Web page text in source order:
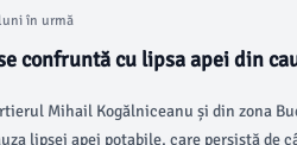
în urmă
confruntă cu lipsa apei din
Mihail Kogălniceanu și din zona
lipsei apei potabile, care persistă de